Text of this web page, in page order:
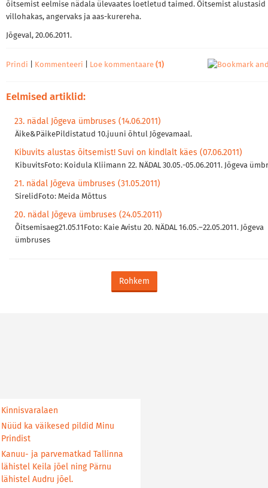
õitsemist eelmise nädala ülevaates loetletud taimed. Õitsemist alustasid
villohakas, angervaks ja aas-kurereha.
Jõgeval, 20.06.2011.
Prindi Kommenteeri Loe kommentaare (1)
Eelmised artiklid:
23. nädal Jõgeva ümbruses (14.06.2011)
Äike&PäikePildistatud 10.juuni õhtul Jõgevamaal.
Kibuvits alustas õitsemist! Suvi on kindlalt käes (07.06.2011)
KibuvitsFoto: Koidula Kliimann 22. NÄDAL 30.05.-05.06.2011. Jõgeva
21. nädal Jõgeva ümbruses (31.05.2011)
SirelidFoto: Meida Mõttus
20. nädal Jõgeva ümbruses (24.05.2011)
Õitsemisaeg21.05.11Foto: Kaie Avistu 20. NÄDAL 16.05.–22.05.2011. Jõgeva
ümbruses
Rohkem
Kinnisvaralaen
Nüüd ka väikesed pildid Minu
Prindist
Kanuu- ja parvematkad Tallinna
lähistel Keila jõel ning Pärnu
lähistel Audru jõel.